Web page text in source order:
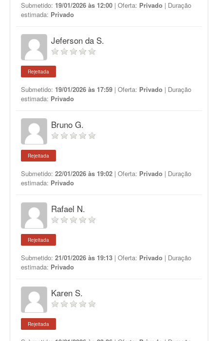
Submetido: 19/01/2026 às 12:00 | Oferta: Privado | Duração
estimada: Privado
Jeferson da S.
Rejeitada
Submetido: 19/01/2026 às 17:59 | Oferta: Privado | Duração
estimada: Privado
Bruno G.
Rejeitada
Submetido: 22/01/2026 às 19:02 | Oferta: Privado | Duração
estimada: Privado
Rafael N.
Rejeitada
Submetido: 21/01/2026 às 19:13 | Oferta: Privado | Duração
estimada: Privado
Karen S.
Rejeitada